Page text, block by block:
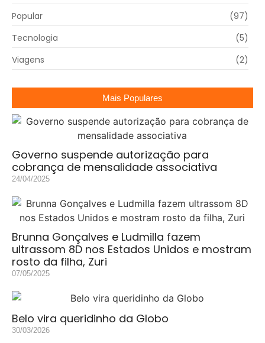
Mais Populares
Governo suspende autorização para
cobrança de mensalidade associativa
24/04/2025
Brunna Gonçalves e Ludmilla fazem
ultrassom 8D nos Estados Unidos e mostram
rosto da filha, Zuri
07/05/2025
Belo vira queridinho da Globo
30/03/2026
Popular
(97)
Tecnologia
(5)
Viagens
(2)